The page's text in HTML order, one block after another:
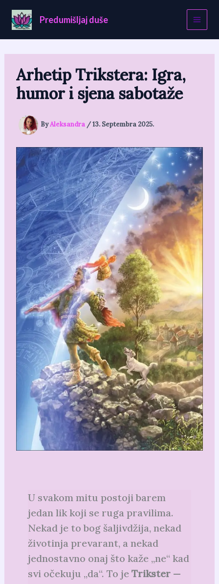
content
Predumišljaj duše
Arhetip Trikstera: Igra,
humor i sjena sabotaže
ByAleksandra /13. Septembra 2025.
U svakom mitu postoji barem
jedan lik koji se ruga pravilima.
Nekad je to bog šaljivdžija, nekad
životinja prevarant, a nekad
jednostavno onaj što kaže „ne“ kad
svi očekuju „da“. To je Trikster—